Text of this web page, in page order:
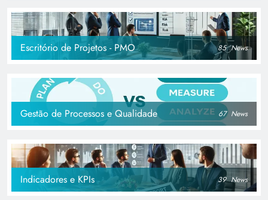
Escritório de Projetos - PMO 85 News
Gestão de Processos e Qualidade 67 News
Indicadores e KPIs 39 News